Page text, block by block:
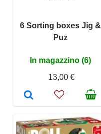
6 Sorting boxes Jig &
Puz
In magazzino (6)
13,00 €